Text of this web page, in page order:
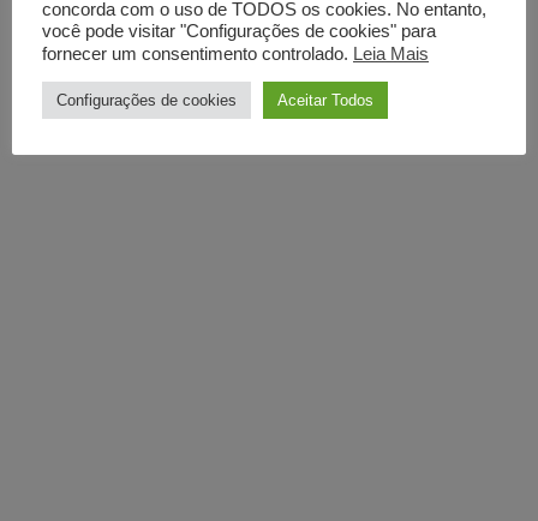
concorda com o uso de TODOS os cookies. No entanto,
você pode visitar "Configurações de cookies" para
fornecer um consentimento controlado. Leia Mais
Configurações de cookies Aceitar Todos